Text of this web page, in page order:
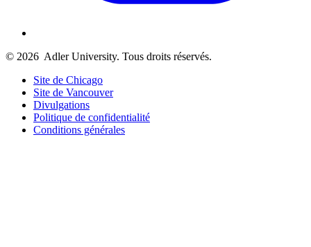
© 2026 Adler University. Tous droits réservés.
Site de Chicago
Site de Vancouver
Divulgations
Politique de confidentialité
Conditions générales